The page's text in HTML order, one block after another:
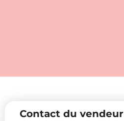
Contact du vendeur